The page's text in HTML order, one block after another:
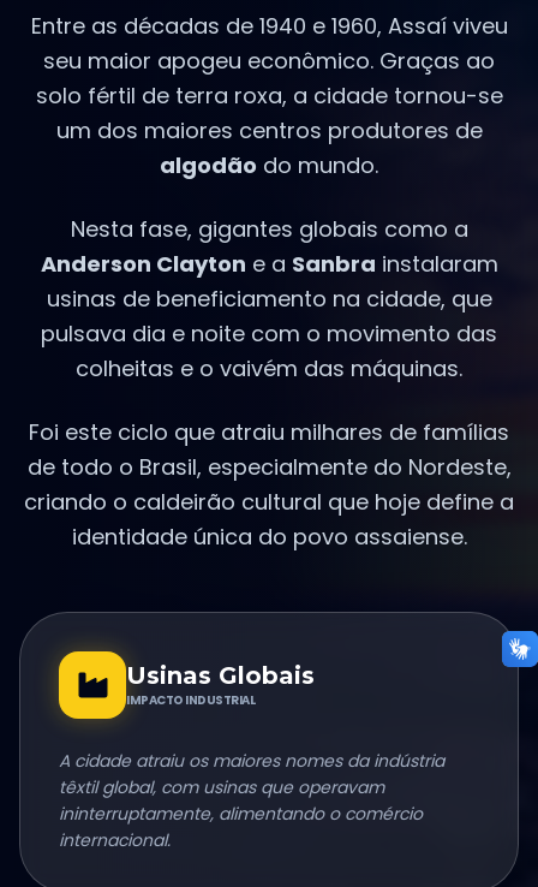
Entre as décadas de 1940 e 1960, Assaí viveu
seu maior apogeu econômico. Graças ao
solo fértil de terra roxa, a cidade tornou-se
um dos maiores centros produtores de
algodão do mundo.
Nesta fase, gigantes globais como a
Anderson Clayton e a Sanbra instalaram
usinas de beneficiamento na cidade, que
pulsava dia e noite com o movimento das
colheitas e o vaivém das máquinas.
Foi este ciclo que atraiu milhares de famílias
de todo o Brasil, especialmente do Nordeste,
criando o caldeirão cultural que hoje define a
identidade única do povo assaiense.
Usinas Globais
IMPACTO INDUSTRIAL
A cidade atraiu os maiores nomes da indústria
têxtil global, com usinas que operavam
ininterruptamente, alimentando o comércio
internacional.